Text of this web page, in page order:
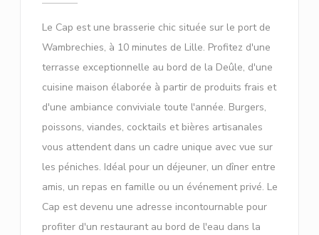
Le Cap est une brasserie chic située sur le port de
Wambrechies, à 10 minutes de Lille. Profitez d'une
terrasse exceptionnelle au bord de la Deûle, d'une
cuisine maison élaborée à partir de produits frais et
d'une ambiance conviviale toute l'année. Burgers,
poissons, viandes, cocktails et bières artisanales
vous attendent dans un cadre unique avec vue sur
les péniches. Idéal pour un déjeuner, un dîner entre
amis, un repas en famille ou un événement privé. Le
Cap est devenu une adresse incontournable pour
profiter d'un restaurant au bord de l'eau dans la